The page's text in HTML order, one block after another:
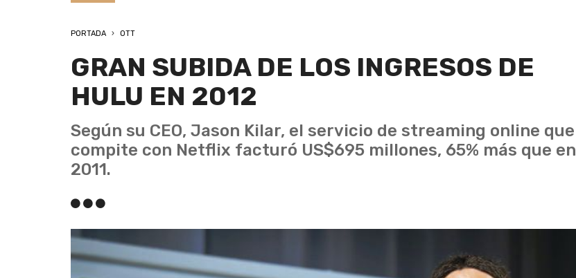
PORTADA OTT
GRAN SUBIDA DE LOS INGRESOS DE
HULU EN 2012
Según su CEO, Jason Kilar, el servicio de streaming online que
compite con Netflix facturó US$695 millones, 65% más que en
2011.